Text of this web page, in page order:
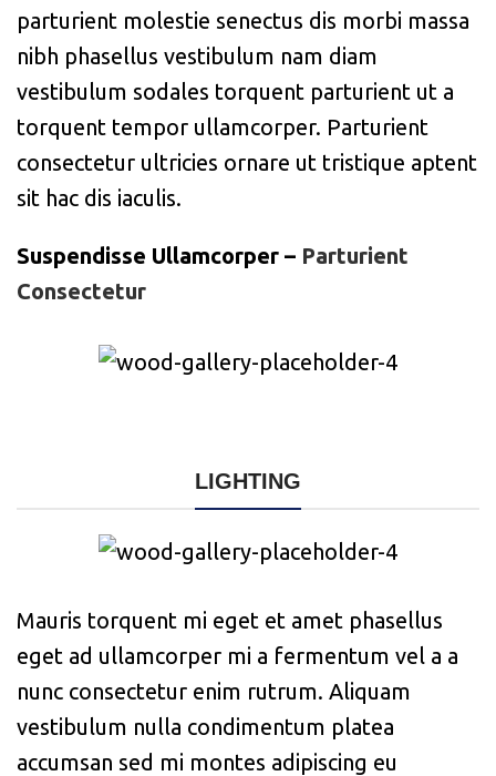
parturient molestie senectus dis morbi massa
nibh phasellus vestibulum nam diam
vestibulum sodales torquent parturient ut a
torquent tempor ullamcorper. Parturient
consectetur ultricies ornare ut tristique aptent
sit hac dis iaculis.
Suspendisse Ullamcorper – Parturient
Consectetur
LIGHTING
Mauris torquent mi eget et amet phasellus
eget ad ullamcorper mi a fermentum vel a a
nunc consectetur enim rutrum. Aliquam
vestibulum nulla condimentum platea
accumsan sed mi montes adipiscing eu